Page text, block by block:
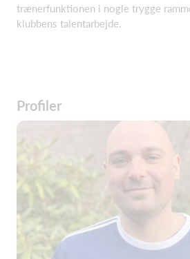
trænerfunktionen i nogle trygge
klubbens talentarbejde.
Profiler